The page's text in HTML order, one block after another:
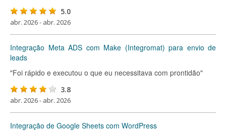
5.0
abr. 2026 - abr. 2026
Integração Meta ADS com Make (Integromat) para envio de
leads
"Foi rápido e executou o que eu necessitava com prontidão"
3.8
abr. 2026 - abr. 2026
Integração de Google Sheets com WordPress